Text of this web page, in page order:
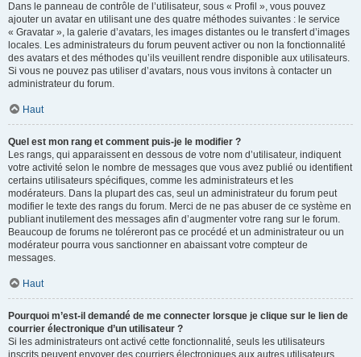
Dans le panneau de contrôle de l’utilisateur, sous « Profil », vous pouvez
ajouter un avatar en utilisant une des quatre méthodes suivantes : le service
« Gravatar », la galerie d’avatars, les images distantes ou le transfert d’images
locales. Les administrateurs du forum peuvent activer ou non la fonctionnalité
des avatars et des méthodes qu’ils veuillent rendre disponible aux utilisateurs.
Si vous ne pouvez pas utiliser d’avatars, nous vous invitons à contacter un
administrateur du forum.
Haut
Quel est mon rang et comment puis-je le modifier ?
Les rangs, qui apparaissent en dessous de votre nom d’utilisateur, indiquent
votre activité selon le nombre de messages que vous avez publié ou identifient
certains utilisateurs spécifiques, comme les administrateurs et les
modérateurs. Dans la plupart des cas, seul un administrateur du forum peut
modifier le texte des rangs du forum. Merci de ne pas abuser de ce système en
publiant inutilement des messages afin d’augmenter votre rang sur le forum.
Beaucoup de forums ne toléreront pas ce procédé et un administrateur ou un
modérateur pourra vous sanctionner en abaissant votre compteur de
messages.
Haut
Pourquoi m’est-il demandé de me connecter lorsque je clique sur le lien de
courrier électronique d’un utilisateur ?
Si les administrateurs ont activé cette fonctionnalité, seuls les utilisateurs
inscrits peuvent envoyer des courriers électroniques aux autres utilisateurs